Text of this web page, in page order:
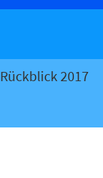
Rückblick 2017